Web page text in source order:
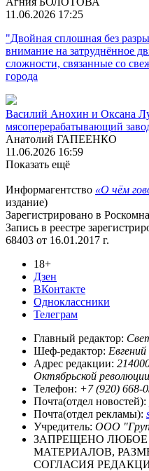
11.06.2026 17:25
"Двойная сплошная без
внимание на затруднённое
сложности, связанные со
города
Василий Анохин и Оксана
мясоперерабатывающий
Анатолий ГАПЕЕНКО
11.06.2026 16:59
Показать ещё
Информагентство «О чём
издание)
Зарегистрировано в
Запись в реестре
68403 от 16.01.2017 г.
18+
Дзен
ВКонтакте
Одноклассники
Телеграм
Главный редактор:
Шеф-редактор:
Адрес редакции:
Октябрьской
Телефон: +7 (920) 668-
Почта(отдел новостей):
Почта(отдел рекламы):
Учредитель: ООО
ЗАПРЕЩЕНО
МАТЕРИАЛОВ,
СОГЛАСИЯ